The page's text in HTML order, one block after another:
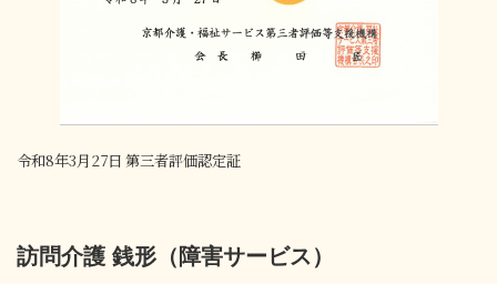
令和8年3月27日 第三者評価認定証
訪問介護 銭形（障害サービス）